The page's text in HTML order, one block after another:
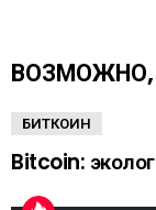
е
ВОЗМОЖНО,
БИТКОИН
Bitcoin: